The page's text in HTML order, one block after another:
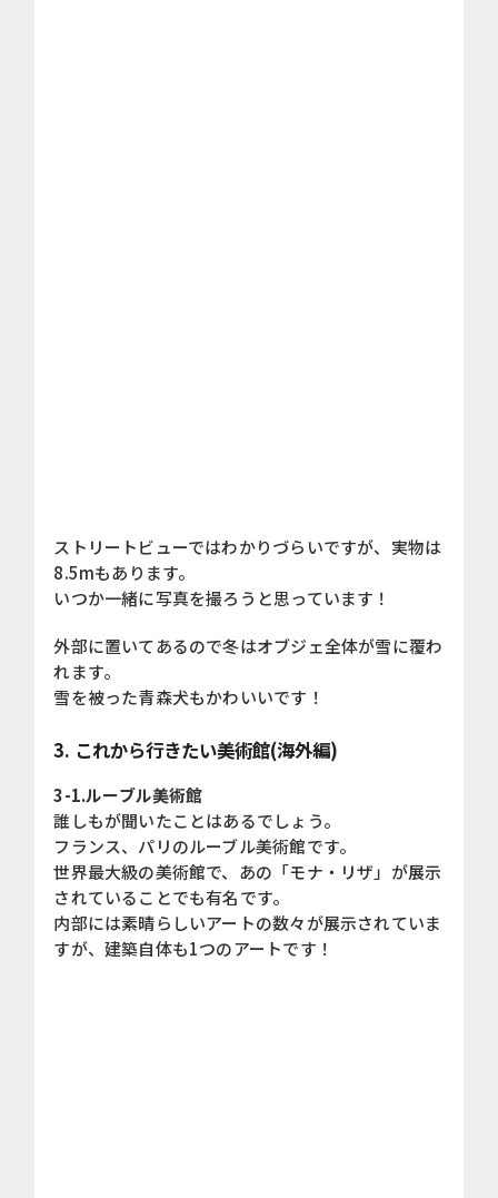
ストリートビューではわかりづらいですが、実物は
8.5mもあります。
いつか一緒に写真を撮ろうと思っています！
外部に置いてあるので冬はオブジェ全体が雪に覆わ
れます。
雪を被った青森犬もかわいいです！
3. これから行きたい美術館(海外編)
3-1.ルーブル美術館
誰しもが聞いたことはあるでしょう。
フランス、パリのルーブル美術館です。
世界最大級の美術館で、あの「モナ・リザ」が展示
されていることでも有名です。
内部には素晴らしいアートの数々が展示されていま
すが、建築自体も1つのアートです！